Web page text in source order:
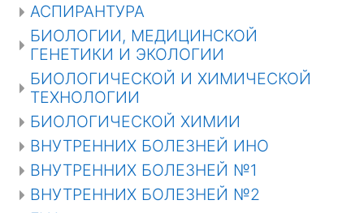
АСПИРАНТУРА
БИОЛОГИИ, МЕДИЦИНСКОЙ
ГЕНЕТИКИ И ЭКОЛОГИИ
БИОЛОГИЧЕСКОЙ И ХИМИЧЕСКОЙ
ТЕХНОЛОГИИ
БИОЛОГИЧЕСКОЙ ХИМИИ
ВНУТРЕННИХ БОЛЕЗНЕЙ ИНО
ВНУТРЕННИХ БОЛЕЗНЕЙ №1
ВНУТРЕННИХ БОЛЕЗНЕЙ №2